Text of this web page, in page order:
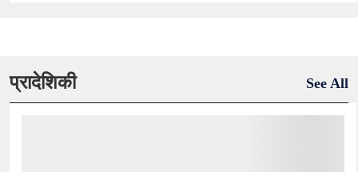
प्रादेशिकी See All